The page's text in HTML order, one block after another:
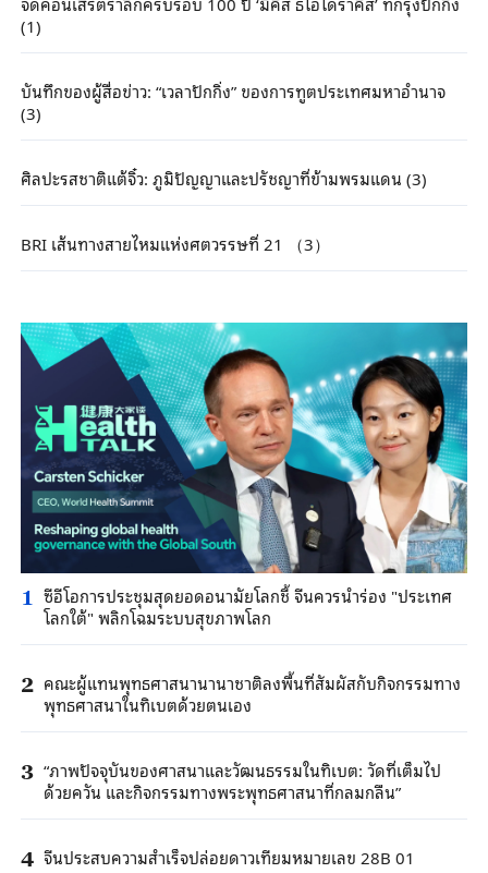
(1)
บันทึกของผู้สื่อข่าว: “เวลาปักกิ่ง” ของการทูตประเทศมหาอำนาจ
(3)
ศิลปะรสชาติแต้จิ๋ว: ภูมิปัญญาและปรัชญาที่ข้ามพรมแดน (3)
BRI เส้นทางสายไหมแห่งศตวรรษที่ 21 （3）
1 ซีอีโอการประชุมสุดยอดอนามัยโลกชี้ จีนควรนําร่อง "ประเทศ
โลกใต้" พลิกโฉมระบบสุขภาพโลก
2 คณะผู้แทนพุทธศาสนานานาชาติลงพื้นที่สัมผัสกับกิจกรรมทาง
พุทธศาสนาในทิเบตด้วยตนเอง
3 “ภาพปัจจุบันของศาสนาและวัฒนธรรมในทิเบต: วัดที่เต็มไป
ด้วยควัน และกิจกรรมทางพระพุทธศาสนาที่กลมกลืน”
4 จีนประสบความสําเร็จปล่อยดาวเทียมหมายเลข 28B 01